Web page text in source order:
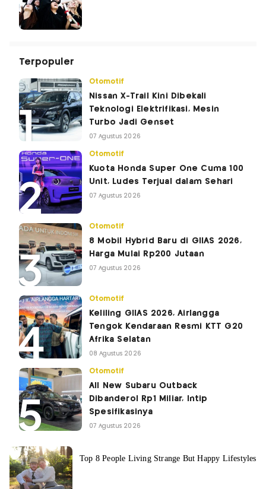
Terpopuler
Otomotif
Nissan X-Trail Kini Dibekali
Teknologi Elektrifikasi, Mesin
Turbo Jadi Genset
07 Agustus 2026
Otomotif
Kuota Honda Super One Cuma 100
Unit, Ludes Terjual dalam Sehari
07 Agustus 2026
Otomotif
8 Mobil Hybrid Baru di GIIAS 2026,
Harga Mulai Rp200 Jutaan
07 Agustus 2026
Otomotif
Keliling GIIAS 2026, Airlangga
Tengok Kendaraan Resmi KTT G20
Afrika Selatan
08 Agustus 2026
Otomotif
All New Subaru Outback
Dibanderol Rp1 Miliar, Intip
Spesifikasinya
07 Agustus 2026